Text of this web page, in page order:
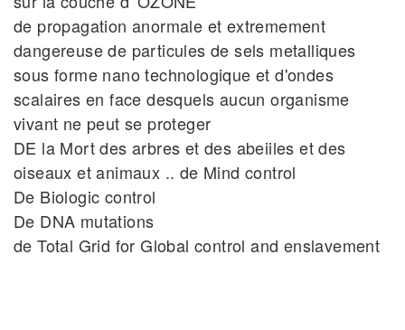
de propagation anormale et extremement
dangereuse de particules de sels metalliques
sous forme nano technologique et d'ondes
scalaires en face desquels aucun organisme
vivant ne peut se proteger
DE la Mort des arbres et des abeiiles et des
oiseaux et animaux .. de Mind control
De Biologic control
De DNA mutations
de Total Grid for Global control and enslavement